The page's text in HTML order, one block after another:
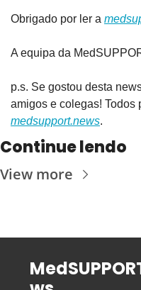
Obrigado por ler a
A equipa da
p.s. Se gostou desta
medsupport.news.
Continue lendo
View more